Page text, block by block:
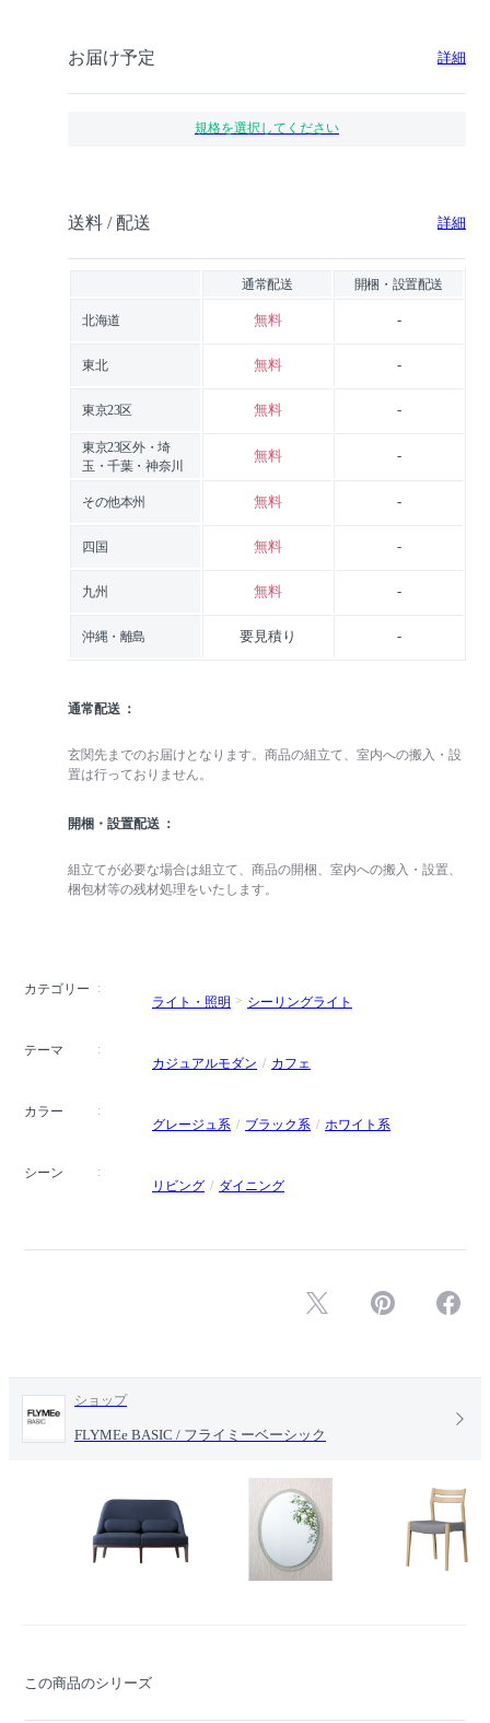
お届け予定 詳細
規格を選択してください
送料 / 配送 詳細
通常配送 開梱・設置配送
北海道 無料 -
東北 無料 -
東京23区 無料 -
東京23区外・埼
玉・千葉・神奈川
無料 -
その他本州 無料 -
四国 無料 -
九州 無料 -
沖縄・離島 要見積り -
通常配送
玄関先までのお届けとなります。商品の組立て、室内への搬入・設
置は行っておりません。
開梱・設置配送
組立てが必要な場合は組立て、商品の開梱、室内への搬入・設置、
梱包材等の残材処理をいたします。
カテゴリー
ライト・照明
シーリングライト
テーマ
カジュアルモダン
カフェ
カラー
グレージュ系
ブラック系 ホワイト系
シーン
リビング
ダイニング
ショップ
FLYMEe BASIC / フライミーベーシック
この商品のシリーズ